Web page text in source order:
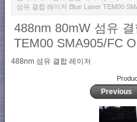
섬유 결합 레이저 Blue Laser TEM00
488nm 80mW 섬유
TEM00 SMA905/FC
488nm 섬유 결합 레이저
Previous